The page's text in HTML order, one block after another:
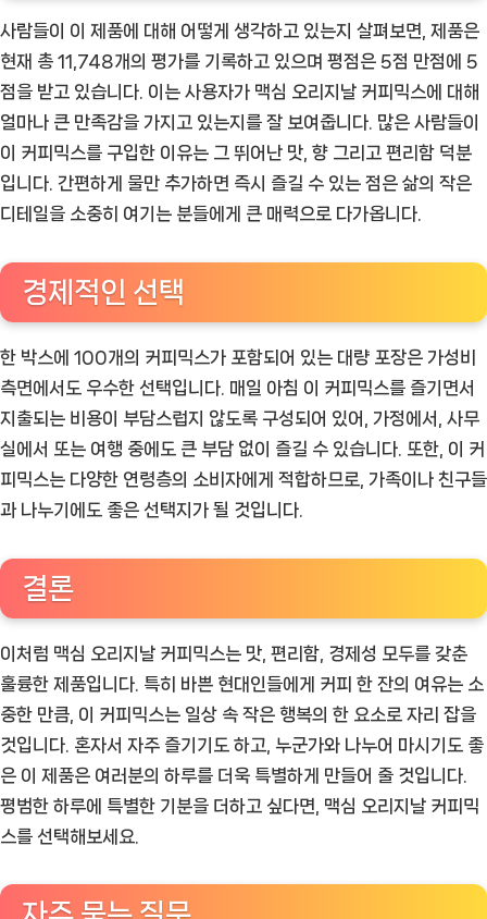
사람들이 이 제품에 대해 어떻게 생각하고 있는지 살펴보면, 제품은
현재 총 11,748개의 평가를 기록하고 있으며 평점은 5점 만점에 5
점을 받고 있습니다. 이는 사용자가 맥심 오리지날 커피믹스에 대해
얼마나 큰 만족감을 가지고 있는지를 잘 보여줍니다. 많은 사람들이
이 커피믹스를 구입한 이유는 그 뛰어난 맛, 향 그리고 편리함 덕분
입니다. 간편하게 물만 추가하면 즉시 즐길 수 있는 점은 삶의 작은
디테일을 소중히 여기는 분들에게 큰 매력으로 다가옵니다.
경제적인 선택
한 박스에 100개의 커피믹스가 포함되어 있는 대량 포장은 가성비
측면에서도 우수한 선택입니다. 매일 아침 이 커피믹스를 즐기면서
지출되는 비용이 부담스럽지 않도록 구성되어 있어, 가정에서, 사무
실에서 또는 여행 중에도 큰 부담 없이 즐길 수 있습니다. 또한, 이 커
피믹스는 다양한 연령층의 소비자에게 적합하므로, 가족이나 친구들
과 나누기에도 좋은 선택지가 될 것입니다.
결론
이처럼 맥심 오리지날 커피믹스는 맛, 편리함, 경제성 모두를 갖춘
훌륭한 제품입니다. 특히 바쁜 현대인들에게 커피 한 잔의 여유는 소
중한 만큼, 이 커피믹스는 일상 속 작은 행복의 한 요소로 자리 잡을
것입니다. 혼자서 자주 즐기기도 하고, 누군가와 나누어 마시기도 좋
은 이 제품은 여러분의 하루를 더욱 특별하게 만들어 줄 것입니다.
평범한 하루에 특별한 기분을 더하고 싶다면, 맥심 오리지날 커피믹
스를 선택해보세요.